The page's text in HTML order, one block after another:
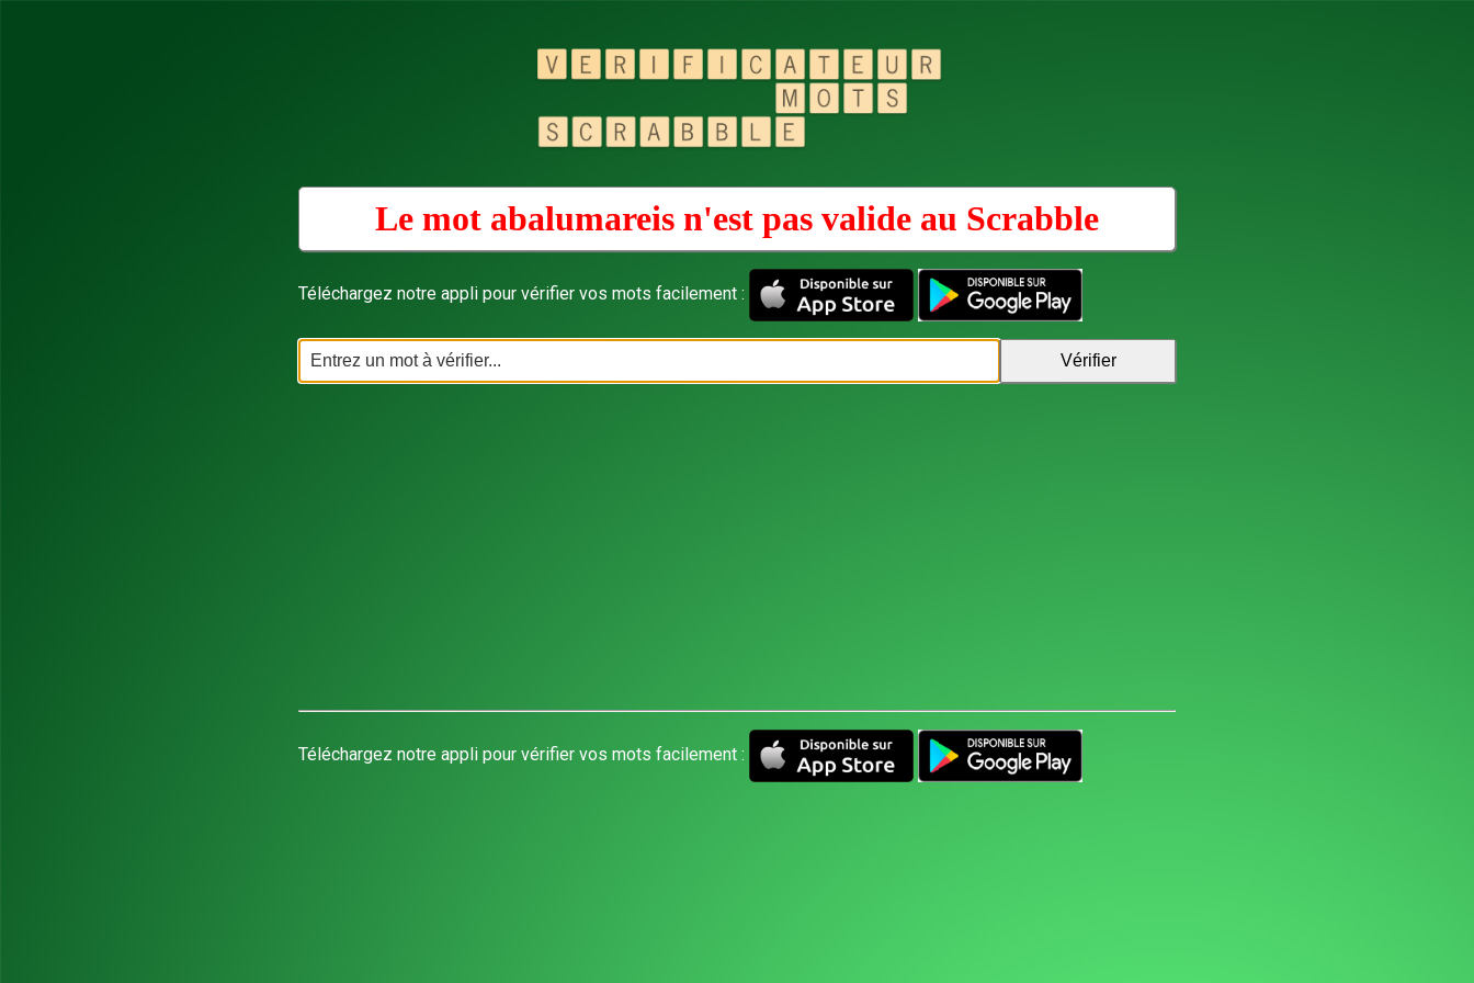
Le mot abalumareis n'est pas valide au Scrabble
Téléchargez notre appli pour vérifier vos mots facilement :
Téléchargez notre appli pour vérifier vos mots facilement :